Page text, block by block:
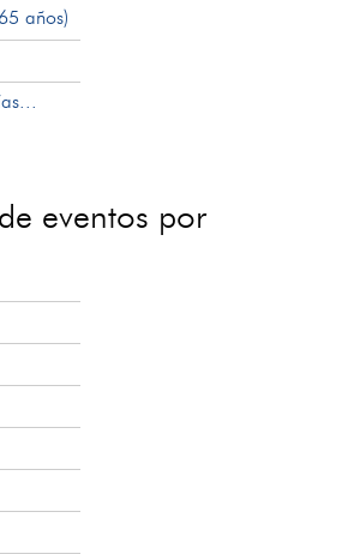
años)
eventos por